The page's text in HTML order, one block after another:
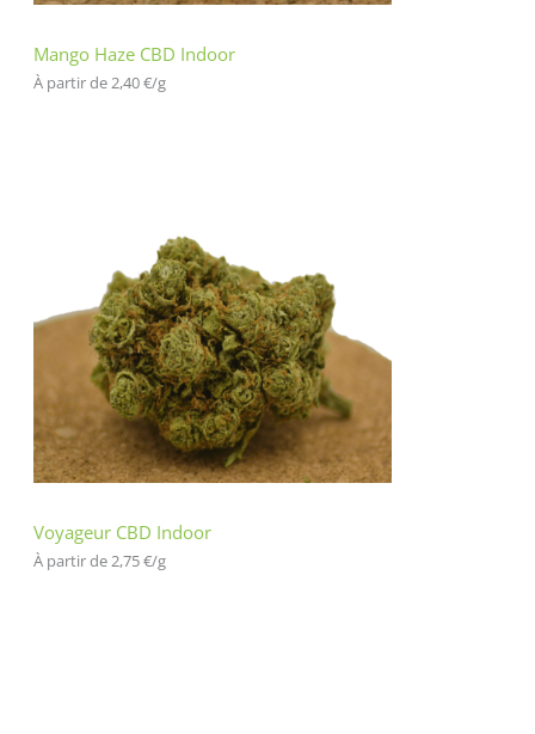
Mango Haze CBD Indoor
À partir de 2,40€/g
Voyageur CBD Indoor
À partir de 2,75€/g